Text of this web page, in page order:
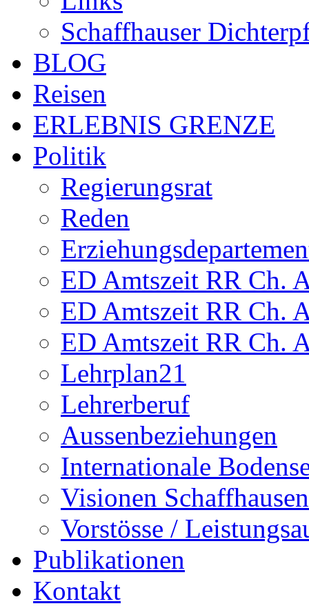
Schaffhauser
BLOG
Reisen
ERLEBNIS GRENZE
Politik
Regierungsrat
Reden
ED Amtszeit RR Ch.
ED Amtszeit RR Ch.
ED Amtszeit RR Ch.
Lehrplan21
Lehrerberuf
Aussenbeziehungen
Internationale
Visionen Schaffhausen
Vorstösse /
Publikationen
Kontakt